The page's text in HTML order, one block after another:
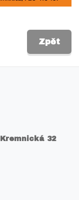
Zpět
32